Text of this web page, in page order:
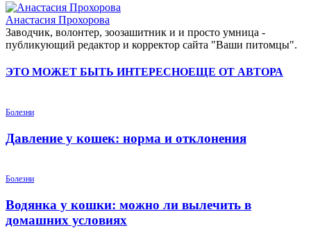
Анастасия Прохорова
Заводчик, волонтер, зоозашитник и и просто умница -
публикующий редактор и корректор сайта "Ваши питомцы".
ЭТО МОЖЕТ БЫТЬ ИНТЕРЕСНОЕЩЕ ОТ АВТОРА
Болезни
Давление у кошек: норма и отклонения
Болезни
Водянка у кошки: можно ли вылечить в
домашних условиях